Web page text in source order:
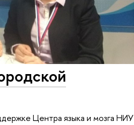
Центра языка и мозга НИУ